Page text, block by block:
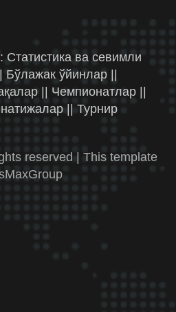
Статистика ва севимли
Бўлажак ўйинлар ||
|| Чемпионатлар ||
|| Турнир
reserved | This template